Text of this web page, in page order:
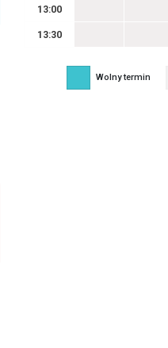
13:00
13:30
Wolny termin